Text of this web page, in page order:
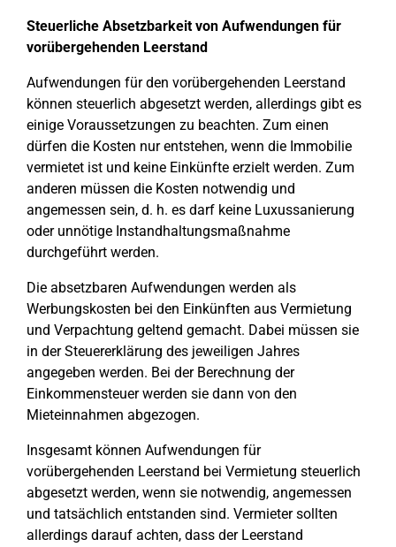
Steuerliche Absetzbarkeit von Aufwendungen für
vorübergehenden Leerstand
Aufwendungen für den vorübergehenden Leerstand
können steuerlich abgesetzt werden, allerdings gibt es
einige Voraussetzungen zu beachten. Zum einen
dürfen die Kosten nur entstehen, wenn die Immobilie
vermietet ist und keine Einkünfte erzielt werden. Zum
anderen müssen die Kosten notwendig und
angemessen sein, d. h. es darf keine Luxussanierung
oder unnötige Instandhaltungsmaßnahme
durchgeführt werden.
Die absetzbaren Aufwendungen werden als
Werbungskosten bei den Einkünften aus Vermietung
und Verpachtung geltend gemacht. Dabei müssen sie
in der Steuererklärung des jeweiligen Jahres
angegeben werden. Bei der Berechnung der
Einkommensteuer werden sie dann von den
Mieteinnahmen abgezogen.
Insgesamt können Aufwendungen für
vorübergehenden Leerstand bei Vermietung steuerlich
abgesetzt werden, wenn sie notwendig, angemessen
und tatsächlich entstanden sind. Vermieter sollten
allerdings darauf achten, dass der Leerstand